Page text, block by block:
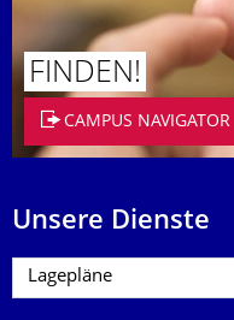
FINDEN!
CAMPUS NAVIGATOR
Unsere Dienste